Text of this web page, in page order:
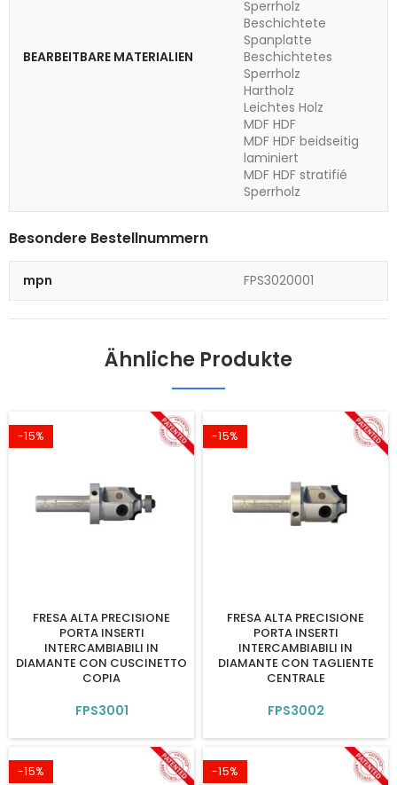
BEARBEITBARE MATERIALIEN
Sperrholz
Beschichtete
Spanplatte
Beschichtetes
Sperrholz
Hartholz
Leichtes Holz
MDF HDF
MDF HDF beidseitig
laminiert
MDF HDF stratifié
Sperrholz
Besondere Bestellnummern
mpn FPS3020001
Ähnliche Produkte
-15%
FRESA ALTA PRECISIONE
PORTA INSERTI
INTERCAMBIABILI IN
DIAMANTE CON CUSCINETTO
COPIA
FPS3001
-15%
FRESA ALTA PRECISIONE
PORTA INSERTI
INTERCAMBIABILI IN
DIAMANTE CON TAGLIENTE
CENTRALE
FPS3002
-15% -15%